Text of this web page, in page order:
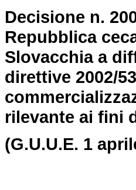
Decisione n.
Repubblica
Slovacchia a
direttive 2002/
rilevante ai fini
(G.U.U.E. 1